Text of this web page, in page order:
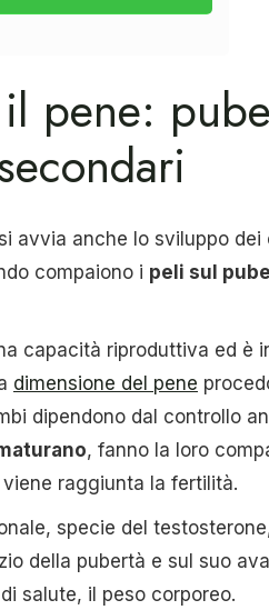
pene:
avvia anche lo sviluppo dei
compaiono i peli sul pube
capacità riproduttiva ed è
dimensione del pene
dipendono dal controllo
, fanno la loro
raggiunta la fertilità.
specie del
della pubertà e sul suo
salute, il peso corporeo.